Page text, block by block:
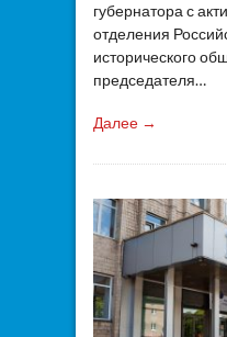
губернатора с
отделения
исторического
председателя…
Далее →